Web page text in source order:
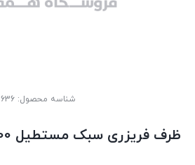
شناسه محصول:636
ظرف فریزری سبک مستطیل 1800 میل